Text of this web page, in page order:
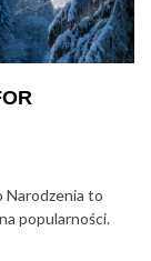
Narodzenia to
popularności.